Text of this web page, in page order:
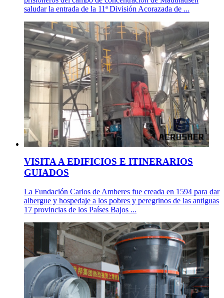
saludar la entrada de la 11ª División Acorazada de ...
VISITA A EDIFICIOS E ITINERARIOS
GUIADOS
La Fundación Carlos de Amberes fue creada en 1594 para dar
albergue y hospedaje a los pobres y peregrinos de las antiguas
17 provincias de los Países Bajos ...